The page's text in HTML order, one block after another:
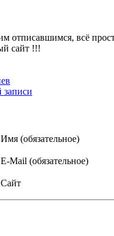
отписавшимся, всё
сайт !!!
записи
Имя (обязательное)
E-Mail (обязательное)
Сайт